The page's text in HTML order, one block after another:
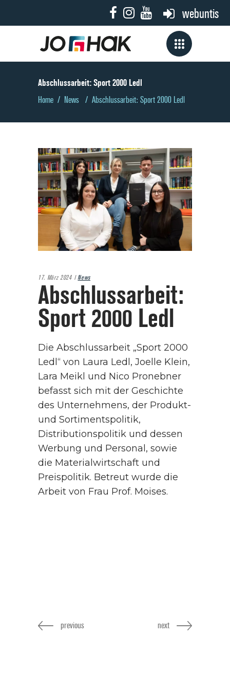
webuntis
Abschluss­arbeit: Sport 2000 Ledl
Home / News / Abschluss­arbeit: Sport 2000 Ledl
17. März 2024 News
Abschluss­arbeit:
Sport 2000 Ledl
Die Abschlussarbeit „Sport 2000
Ledl“ von Laura Ledl, Joelle Klein,
Lara Meikl und Nico Pronebner
befasst sich mit der Geschichte
des Unternehmens, der Produkt-
und Sortimentspolitik,
Distributionspolitik und dessen
Werbung und Personal, sowie
die Materialwirtschaft und
Preispolitik. Betreut wurde die
Arbeit von Frau Prof. Moises.
previous next